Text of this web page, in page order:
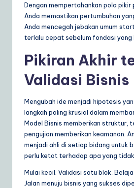
Dengan mempertahankan pola pikir
Anda memastikan pertumbuhan
Anda mencegah jebakan umum
terlalu cepat sebelum fondasi yang
Pikiran Akhir
Validasi Bisnis
Mengubah ide menjadi hipotesis
langkah paling krusial dalam
Model Bisnis memberikan struktur,
pengujian memberikan keamanan.
menjadi ahli di setiap bidang untuk
perlu ketat terhadap apa yang tidak
Mulai kecil. Validasi satu blok.
Jalan menuju bisnis yang sukses